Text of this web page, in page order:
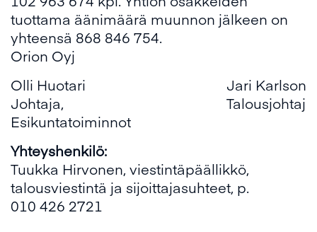
tuottama äänimäärä muunnon jälkeen on
yhteensä 868 846 754.
Orion Oyj
Olli Huotari
Johtaja,
Esikuntatoiminnot
Jari Karlson
Talousjohtaja
Yhteyshenkilö:
Tuukka Hirvonen, viestintäpäällikkö,
talousviestintä ja sijoittajasuhteet, p.
010 426 2721